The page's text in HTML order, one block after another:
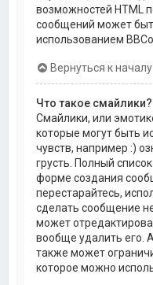
возможностей HTML
сообщений может
использованием
Вернуться к началу
Что такое смайлики?
Смайлики, или
которые могут быть
чувств, например :)
грусть. Полный
форме создания
перестарайтесь,
сделать сообщение
может
вообще удалить его.
также может
которое можно